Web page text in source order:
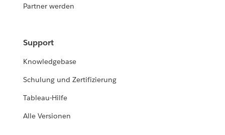
Partner werden
Support
Knowledgebase
Schulung und Zertifizierung
Tableau-Hilfe
Alle Versionen